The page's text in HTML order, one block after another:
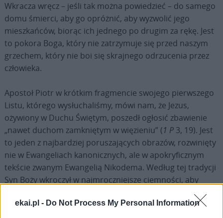
ekai.pl - Do Not Process My Personal Information
Wkracza wręcz – jeśli tak można powiedzieć – do samego
domu śmierci, aby go opróżnić, aby wyzwolić jego
mieszkańców, biorąc ich jednego po drugim za rękę. Jest
to pokora Boga, który nie zatrzymuje się przed naszym
grzechem, który nie boi się skrajnego odrzucenia przez
człowieka.
Apostoł Piotr w krótkim fragmencie swojego pierwszego
Listu, którego wysłuchaliśmy, mówi nam, że Jezus,
ożywiony w Duchu Świętym, poszedł ogłosić zbawienie
„nawet duchom zamkniętym w więzieniu” (1 P3, 19). Jest
to jeden z najbardziej poruszających obrazów, rozwinięty
nie w Ewangeliach kanonicznych, ale w apokryficznym
tekście zwanym Ewangelią Nikodema. Według tej tradycji
Syn Boży wkroczył w najmroczniejsze ciemności, aby
dotrzeć nawet do ostatniego ze swoich braci i sióstr, aby
zanieść tam swoje światło. W tym geście zawarta jest cała